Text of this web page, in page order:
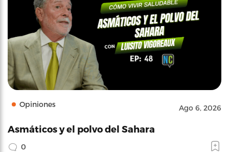
Opiniones Ago 6, 2026
Asmáticos y el polvo del Sahara
0